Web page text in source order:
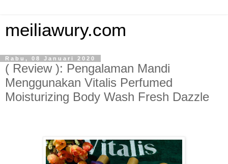
meiliawury.com
Rabu, 08 Januari 2020
( Review ): Pengalaman Mandi
Menggunakan Vitalis Perfumed
Moisturizing Body Wash Fresh Dazzle